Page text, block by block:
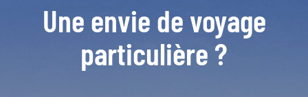
Une envie de voyage
particulière ?